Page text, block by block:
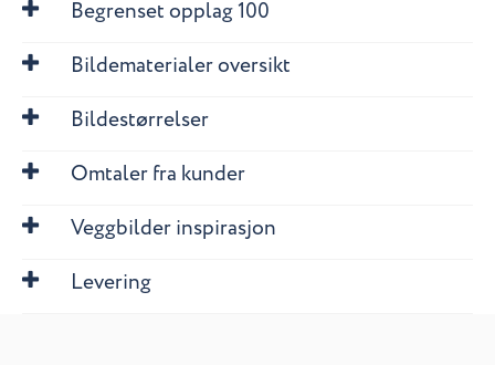
Begrenset opplag 100
Bildematerialer oversikt
Bildestørrelser
Omtaler fra kunder
Veggbilder inspirasjon
Levering